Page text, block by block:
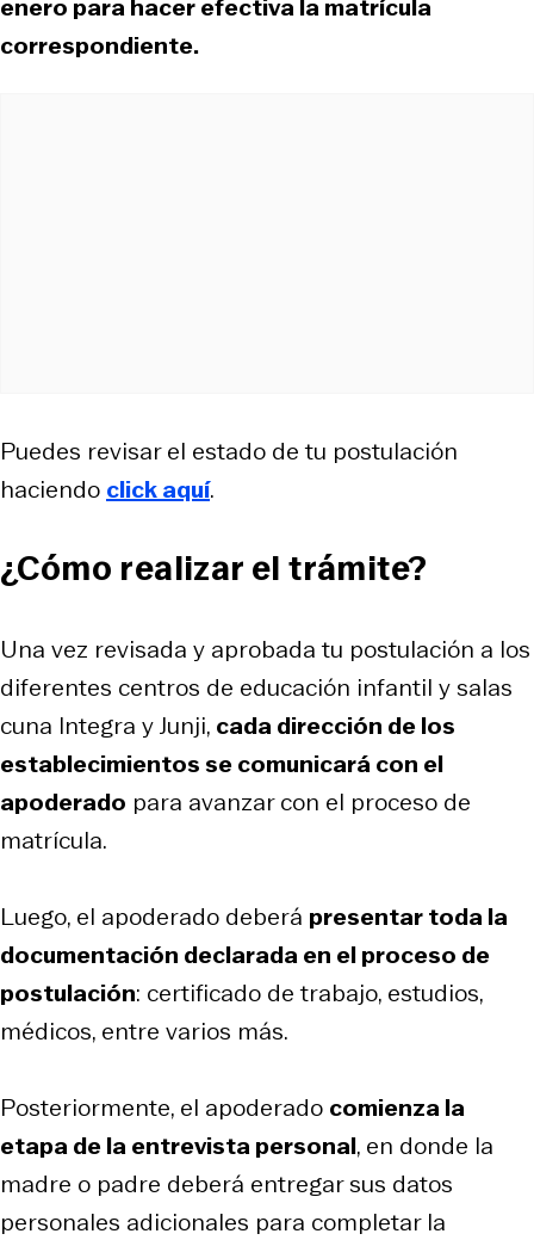
enero para hacer efectiva la matrícula
correspondiente.
Puedes revisar el estado de tu postulación
haciendo click aquí.
¿Cómo realizar el trámite?
Una vez revisada y aprobada tu postulación a los
diferentes centros de educación infantil y salas
cuna Integra y Junji, cada dirección de los
establecimientos se comunicará con el
apoderado para avanzar con el proceso de
matrícula.
Luego, el apoderado deberá presentar toda la
documentación declarada en el proceso de
postulación: certificado de trabajo, estudios,
médicos, entre varios más.
Posteriormente, el apoderado comienza la
etapa de la entrevista personal, en donde la
madre o padre deberá entregar sus datos
personales adicionales para completar la